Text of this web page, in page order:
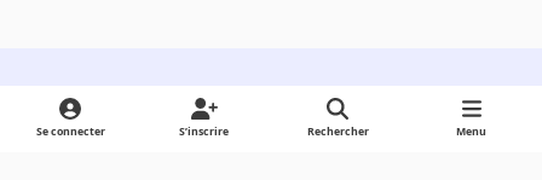
Light ModeDark ModeSystem Preference
Se connecter S’inscrire Rechercher Menu